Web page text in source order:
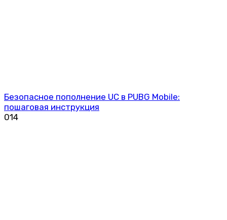
Безопасное пополнение UC в PUBG Mobile:
пошаговая инструкция
014